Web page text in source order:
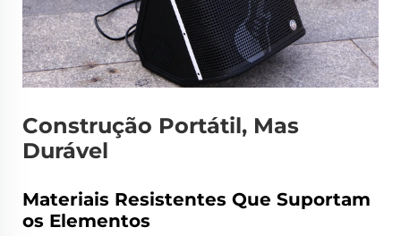
Construção Portátil, Mas
Durável
Materiais Resistentes Que Suportam
os Elementos